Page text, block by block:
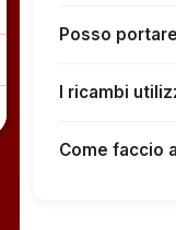
Posso
I ricambi
Come faccio